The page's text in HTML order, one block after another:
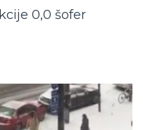
0,0 šofer